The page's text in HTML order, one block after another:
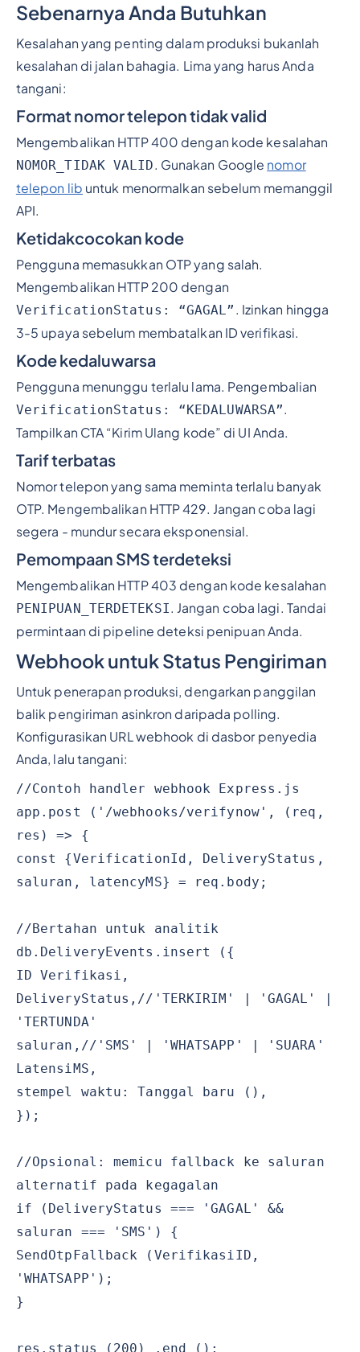
Sebenarnya Anda Butuhkan
Kesalahan yang penting dalam produksi bukanlah
kesalahan di jalan bahagia. Lima yang harus Anda
tangani:
Format nomor telepon tidak valid
Mengembalikan HTTP 400 dengan kode kesalahan
NOMOR_TIDAK VALID. Gunakan Google nomor
telepon lib untuk menormalkan sebelum memanggil
API.
Ketidakcocokan kode
Pengguna memasukkan OTP yang salah.
Mengembalikan HTTP 200 dengan
VerificationStatus: “GAGAL” . Izinkan hingga
3-5 upaya sebelum membatalkan ID verifikasi.
Kode kedaluwarsa
Pengguna menunggu terlalu lama. Pengembalian
VerificationStatus: “KEDALUWARSA”.
Tampilkan CTA “Kirim Ulang kode” di UI Anda.
Tarif terbatas
Nomor telepon yang sama meminta terlalu banyak
OTP. Mengembalikan HTTP 429. Jangan coba lagi
segera - mundur secara eksponensial.
Pemompaan SMS terdeteksi
Mengembalikan HTTP 403 dengan kode kesalahan
PENIPUAN_TERDETEKSI. Jangan coba lagi. Tandai
permintaan di pipeline deteksi penipuan Anda.
Webhook untuk Status Pengiriman
Untuk penerapan produksi, dengarkan panggilan
balik pengiriman asinkron daripada polling.
Konfigurasikan URL webhook di dasbor penyedia
Anda, lalu tangani:
//Contoh handler webhook Express.js
app.post ('/webhooks/verifynow', (req,
res) => {
const {VerificationId, DeliveryStatus,
saluran, latencyMS} = req.body;
//Bertahan untuk analitik
db.DeliveryEvents.insert ({
ID Verifikasi,
DeliveryStatus,//'TERKIRIM' | 'GAGAL' |
'TERTUNDA'
saluran,//'SMS' | 'WHATSAPP' | 'SUARA'
LatensiMS,
stempel waktu: Tanggal baru (),
});
//Opsional: memicu fallback ke saluran
alternatif pada kegagalan
if (DeliveryStatus === 'GAGAL' &&
saluran === 'SMS') {
SendOtpFallback (VerifikasiID,
'WHATSAPP');
}
res.status (200) .end ();